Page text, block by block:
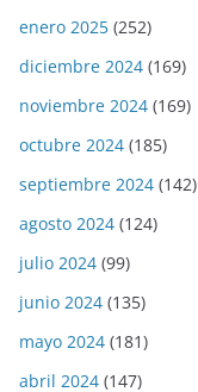
enero 2025 (252)
diciembre 2024 (169)
noviembre 2024 (169)
octubre 2024 (185)
septiembre 2024 (142)
agosto 2024 (124)
julio 2024 (99)
junio 2024 (135)
mayo 2024 (181)
abril 2024 (147)